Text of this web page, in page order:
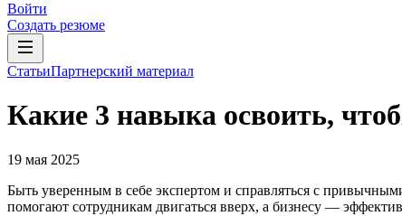
Войти
Создать резюме
СтатьиПартнерский материал
Какие 3 навыка освоить,
19 мая 2025
Быть уверенным в себе экспертом и справляться с
помогают сотрудникам двигаться вверх, а бизнесу —